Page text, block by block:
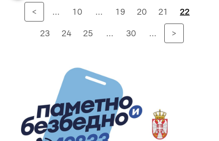
< ... 10 ... 19 20 21 22
23 24 25 ... 30 ... >